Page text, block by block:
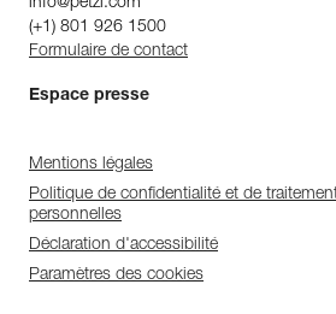
info@petzl.com
(+1) 801 926 1500
Formulaire de contact
Espace presse
Mentions légales
Politique de confidentialité et de
personnelles
Déclaration d'accessibilité
Paramètres des cookies